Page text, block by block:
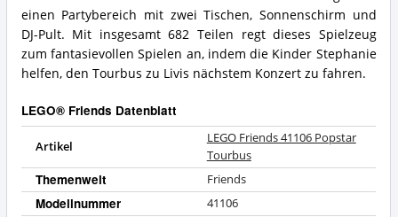
Friends?
einen Partybereich mit zwei Tischen, Sonnenschirm und
DJ-Pult. Mit insgesamt 682 Teilen regt dieses Spielzeug
zum fantasievollen Spielen an, indem die Kinder Stephanie
helfen, den Tourbus zu Livis nächstem Konzert zu fahren.
LEGO® Friends Datenblatt
Artikel
LEGO Friends 41106 Popstar
Tourbus
Themenwelt Friends
Modellnummer 41106